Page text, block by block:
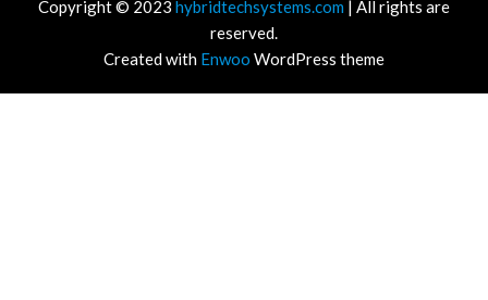
Copyright © 2023 hybridtechsystems.com | All rights are
reserved.
Created with Enwoo WordPress theme